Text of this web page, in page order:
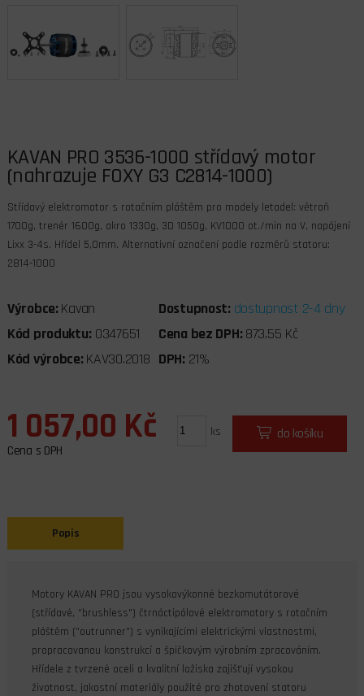
KAVAN PRO 3536-1000 střídavý motor
(nahrazuje FOXY G3 C2814-1000)
Střídavý elektromotor s rotačním pláštěm pro modely letadel: větroň
1700g, trenér 1600g, akro 1330g, 3D 1050g, KV1000 ot./min na V, napájení
Lixx 3-4s. Hřídel 5,0mm. Alternativní označení podle rozměrů statoru:
2814-1000
Výrobce: Kavan Dostupnost: dostupnost 2-4 dny
Kód produktu: 0347651 Cena bez DPH: 873,55 Kč
Kód výrobce: KAV30.2018 DPH: 21%
1 057,00 Kč
Cena s DPH
ks do košíku
Popis
Motory KAVAN PRO jsou vysokovýkonné bezkomutátorové
(střídavé, "brushless") čtrnáctipólové elektromotory s rotačním
pláštěm ("outrunner") s vynikajícími elektrickými vlastnostmi,
propracovanou konstrukcí a špičkovým výrobním zpracováním.
Hřídele z tvrzené oceli a kvalitní ložiska zajišťují vysokou
životnost, jakostní materiály použité pro zhotovení statoru